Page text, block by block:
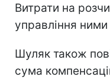
Витрати на
управління
Шуляк також
сума